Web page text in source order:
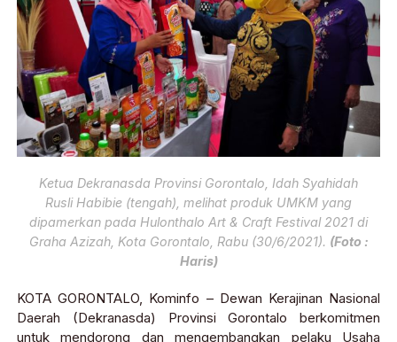
Ketua Dekranasda Provinsi Gorontalo, Idah Syahidah
Rusli Habibie (tengah), melihat produk UMKM yang
dipamerkan pada Hulonthalo Art & Craft Festival 2021 di
Graha Azizah, Kota Gorontalo, Rabu (30/6/2021). (Foto :
Haris)
KOTA GORONTALO, Kominfo – Dewan Kerajinan Nasional
Daerah (Dekranasda) Provinsi Gorontalo berkomitmen
untuk mendorong dan mengembangkan pelaku Usaha